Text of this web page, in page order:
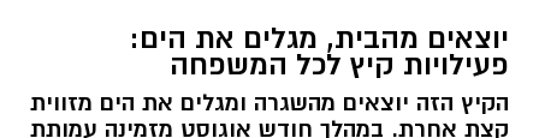
יוצאים מהבית, מגלים את הים:
פעילויות קיץ לכל המשפחה
הקיץ הזה יוצאים מהשגרה ומגלים את הים מזווית
קצת אחרת. במהלך חודש אוגוסט מזמינה עמותת